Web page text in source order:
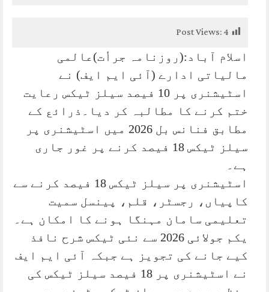
Post Views:4
اسلام آباد:(روزنامہ جرأت)عالمی
مالیاتی ادارے (آئی ایم ایف) نے
اسٹیشنری پر 10 فیصد سیلز ٹیکس رعایت
ختم کرنے کا مطالبہ کر دیا۔ذرائع کے
مطابق فنانس بل 2026 میں اسٹیشنری پر
سیلز ٹیکس 18 فیصد کرنے پر غور جاری
ہے۔
اسٹیشنری پر سیلز ٹیکس 18 فیصد کرنے سے
کاپیاں، رجسٹر، قلم، پینسل سمیت
تعلیمی سامان مہنگا ہونے کا امکان ہے۔
یکم جولائی 2026 سے نئی ٹیکس شرح نافذ
کیے جانے کی تجویز ہے جبکہ آئی ایم ایف
نے اسٹیشنری پر 18 فیصد سیلز ٹیکس کی